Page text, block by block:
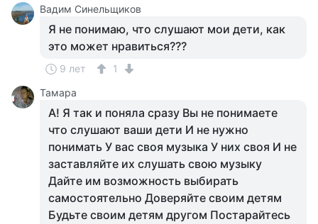
Вадим Синельщиков
Я не понимаю, что слушают мои дети, как
это может нравиться???
9 лет
1
Тамара
А! Я так и поняла сразу Вы не понимаете
что слушают ваши дети И не нужно
понимать У вас своя музыка У них своя И не
заставляйте их слушать свою музыку
Дайте им возможность выбирать
самостоятельно Доверяйте своим детям
Будьте своим детям другом Постарайтесь